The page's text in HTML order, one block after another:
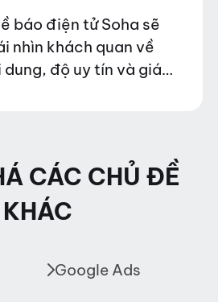
báo điện tử Soha sẽ
nhìn khách quan về
độ uy tín và giá
CÁC CHỦ ĐỀ
KHÁC
Google Ads